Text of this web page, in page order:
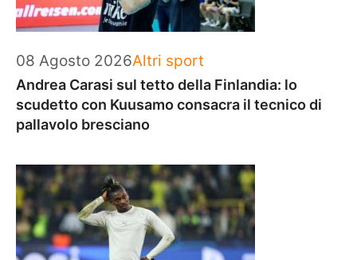
08 Agosto 2026Categorie
Altri sport
Andrea Carasi sul tetto della Finlandia: lo
scudetto con Kuusamo consacra il tecnico di
pallavolo bresciano